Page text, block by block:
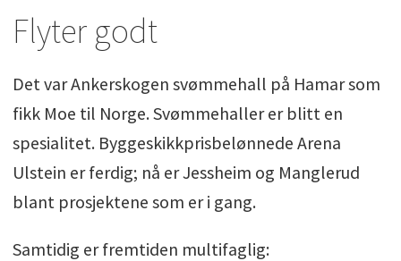
Flyter godt
Det var Ankerskogen svømmehall på Hamar som
fikk Moe til Norge. Svømmehaller er blitt en
spesialitet. Byggeskikkprisbelønnede Arena
Ulstein er ferdig; nå er Jessheim og Manglerud
blant prosjektene som er i gang.
Samtidig er fremtiden multifaglig: